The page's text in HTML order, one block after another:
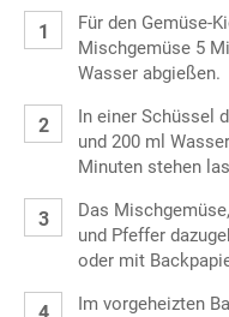
Für den Gemüse-
Mischgemüse 5
Wasser abgießen.
In einer Schüssel
und 200 ml
Minuten stehen
Das
und Pfeffer
oder mit
Im vorgeheizten